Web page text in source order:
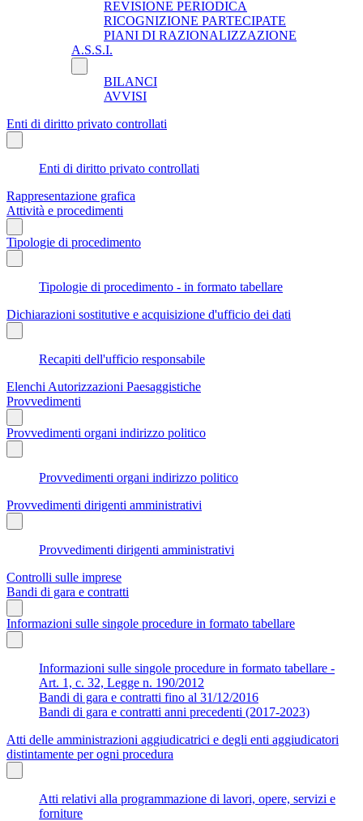
REVISIONE PERIODICA
RICOGNIZIONE PARTECIPATE
PIANI DI RAZIONALIZZAZIONE
A.S.S.I.
BILANCI
AVVISI
Enti di diritto privato controllati
Enti di diritto privato controllati
Rappresentazione grafica
Attività e procedimenti
Tipologie di procedimento
Tipologie di procedimento - in formato tabellare
Dichiarazioni sostitutive e acquisizione d'ufficio dei dati
Recapiti dell'ufficio responsabile
Elenchi Autorizzazioni Paesaggistiche
Provvedimenti
Provvedimenti organi indirizzo politico
Provvedimenti organi indirizzo politico
Provvedimenti dirigenti amministrativi
Provvedimenti dirigenti amministrativi
Controlli sulle imprese
Bandi di gara e contratti
Informazioni sulle singole procedure in formato tabellare
Informazioni sulle singole procedure in formato tabellare -
Art. 1, c. 32, Legge n. 190/2012
Bandi di gara e contratti fino al 31/12/2016
Bandi di gara e contratti anni precedenti (2017-2023)
Atti delle amministrazioni aggiudicatrici e degli enti aggiudicatori
distintamente per ogni procedura
Atti relativi alla programmazione di lavori, opere, servizi e
forniture